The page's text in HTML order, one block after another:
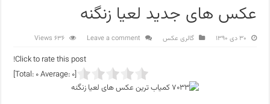
عکس های جدید لعیا زنگنه
۳۰ دی ۱۳۹۰ گالری عکس Leave a comment
636 Views
Click to rate this post!
[Total:
0Average: 0
]